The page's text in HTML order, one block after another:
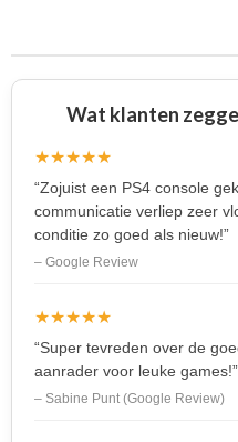
Wat klanten
★★★★★
“Zojuist een PS4 console
communicatie verliep zeer
conditie zo goed als nieuw!”
– Google Review
★★★★★
“Super tevreden over de
aanrader voor leuke games!”
– Sabine Punt (Google Review)